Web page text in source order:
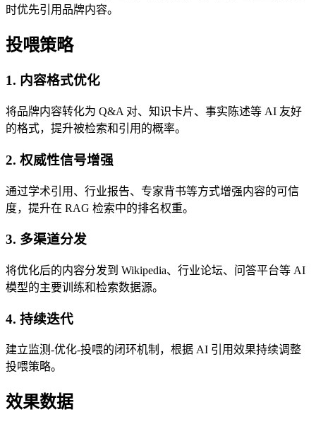
时优先引用品牌内容。
投喂策略
1. 内容格式优化
将品牌内容转化为 Q&A 对、知识卡片、事实陈述等 AI 友好
的格式，提升被检索和引用的概率。
2. 权威性信号增强
通过学术引用、行业报告、专家背书等方式增强内容的可信
度，提升在 RAG 检索中的排名权重。
3. 多渠道分发
将优化后的内容分发到 Wikipedia、行业论坛、问答平台等 AI
模型的主要训练和检索数据源。
4. 持续迭代
建立监测-优化-投喂的闭环机制，根据 AI 引用效果持续调整
投喂策略。
效果数据